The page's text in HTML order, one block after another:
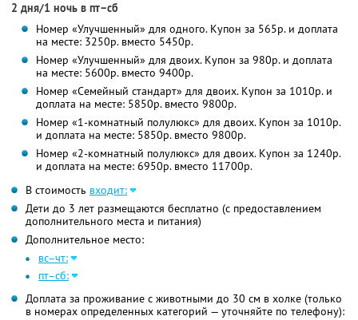
2 дня/1 ночь в пт–сб
Номер «Улучшенный» для одного. Купон за 565р. и доплата
на месте: 3250р. вместо 5450р.
Номер «Улучшенный» для двоих. Купон за 980р. и доплата
на месте: 5600р. вместо 9400р.
Номер «Семейный стандарт» для двоих. Купон за 1010р. и
доплата на месте: 5850р. вместо 9800р.
Номер «1-комнатный полулюкс» для двоих. Купон за 1010р.
и доплата на месте: 5850р. вместо 9800р.
Номер «2-комнатный полулюкс» для двоих. Купон за 1240р.
и доплата на месте: 6950р. вместо 11700р.
В стоимость входит:
Дети до 3 лет размещаются бесплатно (с предоставлением
дополнительного места и питания)
Дополнительное место:
вс–чт:
пт–сб:
Доплата за проживание с животными до 30 см в холке (только
в номерах определенных категорий — уточняйте по телефону):